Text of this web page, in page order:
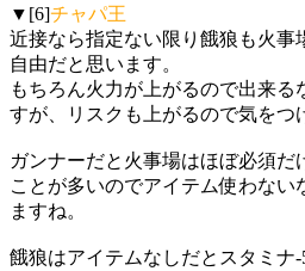
▼[6]チャパ王
近接なら指定ない限り餓狼も火事
自由だと思います。
もちろん火力が上がるので出来る
すが、リスクも上がるので気をつ
ガンナーだと火事場はほぼ必須だ
ことが多いのでアイテム使わない
ますね。
餓狼はアイテムなしだとスタミナ